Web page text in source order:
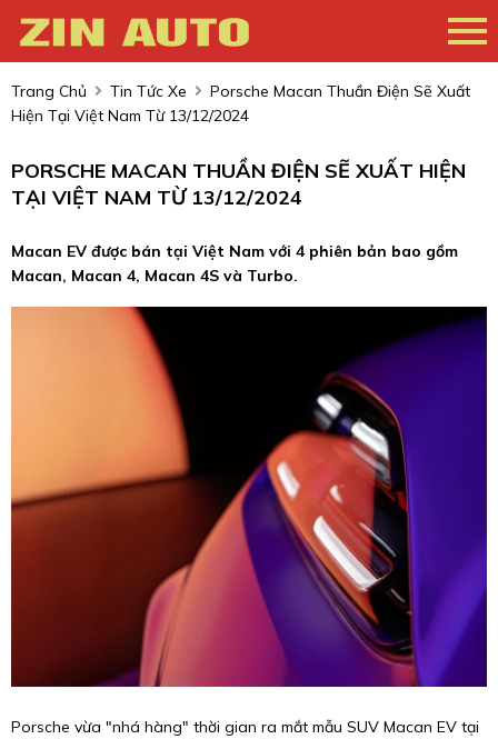
Trang Chủ Tin Tức Xe
Porsche Macan Thuần Điện Sẽ Xuất
Hiện Tại Việt Nam Từ 13/12/2024
PORSCHE MACAN THUẦN ĐIỆN SẼ XUẤT HIỆN
TẠI VIỆT NAM TỪ 13/12/2024
Macan EV được bán tại Việt Nam với 4 phiên bản bao gồm
Macan, Macan 4, Macan 4S và Turbo.
Porsche vừa "nhá hàng" thời gian ra mắt mẫu SUV Macan EV tại